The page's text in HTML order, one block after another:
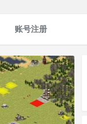
账号注册